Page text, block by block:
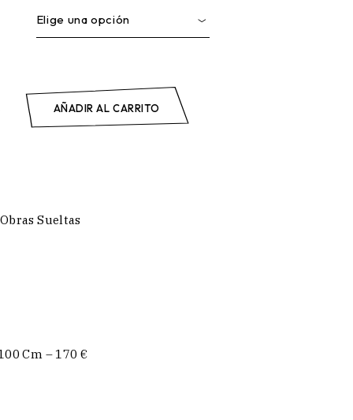
Elige una opción
AÑADIR AL CARRITO
Obras Sueltas
Cm – 170 €